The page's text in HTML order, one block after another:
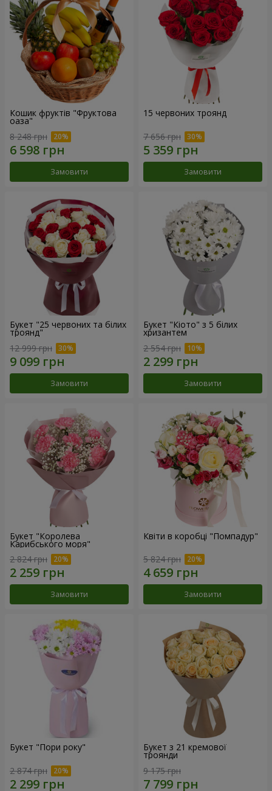
Кошик фруктів "Фруктова
оаза"
8 248 грн
Замовити
15 червоних троянд
7 656 грн
Замовити
Букет "25 червоних та білих
троянд"
12 999 грн
Замовити
Букет "Кіото" з 5 білих
хризантем
2 554 грн
Замовити
Букет "Королева
Карибського моря"
2 824 грн
Замовити
Квіти в коробці "Помпадур"
5 824 грн
Замовити
Букет "Пори року"
2 874 грн
Букет з 21 кремової
троянди
9 175 грн